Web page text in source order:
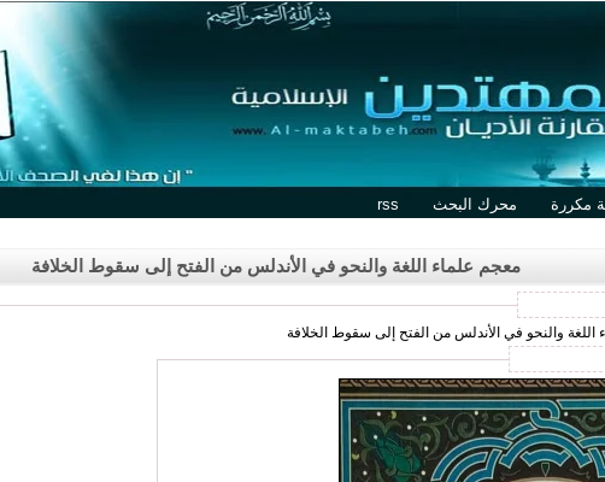
مكررة محرك البحث rss
معجم علماء اللغة والنحو في الأندلس من الفتح إلى سقوط الخلافة
والنحو في الأندلس من الفتح إلى سقوط الخلافة